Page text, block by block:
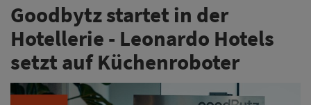
Goodbytz startet in der
Hotellerie - Leonardo Hotels
setzt auf Küchenroboter